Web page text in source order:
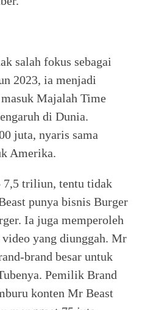
salah fokus sebagai
2023, ia menjadi
Majalah Time
di Dunia.
juta, nyaris sama
Amerika.
7,5 triliun, tentu tidak
punya bisnis Burger
Ia juga memperoleh
yang diunggah. Mr
brand besar untuk
Pemilik Brand
konten Mr Beast